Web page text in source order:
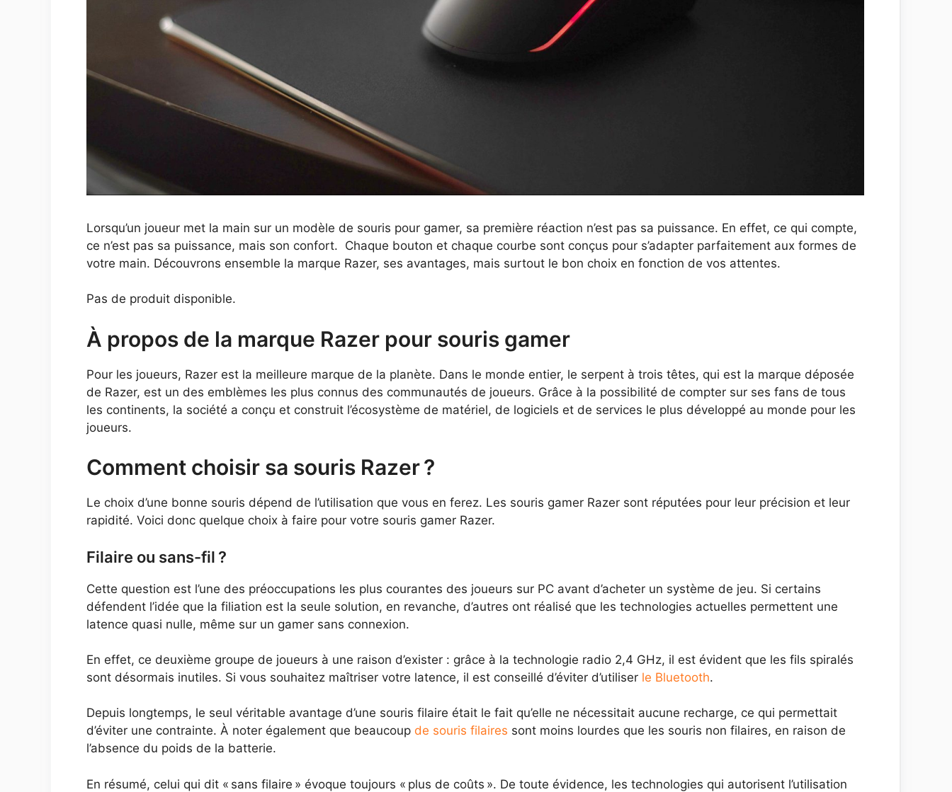
Lorsqu’un joueur met la main sur un modèle de souris pour gamer, sa première réaction n’est pas sa puissance. En effet, ce qui compte,
ce n’est pas sa puissance, mais son confort. Chaque bouton et chaque courbe sont conçus pour s’adapter parfaitement aux formes de
votre main. Découvrons ensemble la marque Razer, ses avantages, mais surtout le bon choix en fonction de vos attentes.
Pas de produit disponible.
À propos de la marque Razer pour souris gamer
Pour les joueurs, Razer est la meilleure marque de la planète. Dans le monde entier, le serpent à trois têtes, qui est la marque déposée
de Razer, est un des emblèmes les plus connus des communautés de joueurs. Grâce à la possibilité de compter sur ses fans de tous
les continents, la société a conçu et construit l’écosystème de matériel, de logiciels et de services le plus développé au monde pour les
joueurs.
Comment choisir sa souris Razer ?
Le choix d’une bonne souris dépend de l’utilisation que vous en ferez. Les souris gamer Razer sont réputées pour leur précision et leur
rapidité. Voici donc quelque choix à faire pour votre souris gamer Razer.
Filaire ou sans-fil ?
Cette question est l’une des préoccupations les plus courantes des joueurs sur PC avant d’acheter un système de jeu. Si certains
défendent l’idée que la filiation est la seule solution, en revanche, d’autres ont réalisé que les technologies actuelles permettent une
latence quasi nulle, même sur un gamer sans connexion.
En effet, ce deuxième groupe de joueurs à une raison d’exister : grâce à la technologie radio 2,4 GHz, il est évident que les fils spiralés
sont désormais inutiles. Si vous souhaitez maîtriser votre latence, il est conseillé d’éviter d’utiliser le Bluetooth.
Depuis longtemps, le seul véritable avantage d’une souris filaire était le fait qu’elle ne nécessitait aucune recharge, ce qui permettait
d’éviter une contrainte. À noter également que beaucoup de souris filaires sont moins lourdes que les souris non filaires, en raison de
l’absence du poids de la batterie.
En résumé, celui qui dit « sans filaire » évoque toujours « plus de coûts ». De toute évidence, les technologies qui autorisent l’utilisation